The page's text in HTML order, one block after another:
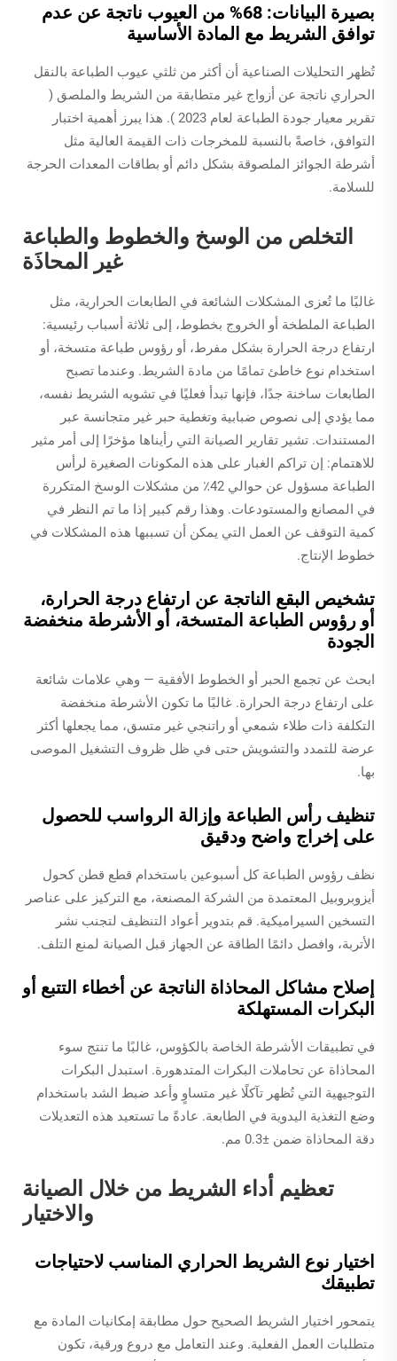
بصيرة البيانات: 68% من العيوب ناتجة عن عدم
توافق الشريط مع المادة الأساسية
تُظهر التحليلات الصناعية أن أكثر من ثلثي عيوب الطباعة بالنقل
الحراري ناتجة عن أزواج غير متطابقة من الشريط والملصق (
تقرير معيار جودة الطباعة لعام 2023
). هذا يبرز أهمية اختبار
التوافق، خاصةً بالنسبة للمخرجات ذات القيمة العالية مثل
أشرطة الجوائز الملصوقة بشكل دائم أو بطاقات المعدات الحرجة
للسلامة.
التخلص من الوسخ والخطوط والطباعة
غير المحاذَة
غالبًا ما تُعزى المشكلات الشائعة في الطابعات الحرارية، مثل
الطباعة الملطخة أو الخروج بخطوط، إلى ثلاثة أسباب رئيسية:
ارتفاع درجة الحرارة بشكل مفرط، أو رؤوس طباعة متسخة، أو
استخدام نوع خاطئ تمامًا من مادة الشريط. وعندما تصبح
الطابعات ساخنة جدًا، فإنها تبدأ فعليًا في تشويه الشريط نفسه،
مما يؤدي إلى نصوص ضبابية وتغطية حبر غير متجانسة عبر
المستندات. تشير تقارير الصيانة التي رأيناها مؤخرًا إلى أمر مثير
للاهتمام: إن تراكم الغبار على هذه المكونات الصغيرة لرأس
الطباعة مسؤول عن حوالي 42٪ من مشكلات الوسخ المتكررة
في المصانع والمستودعات. وهذا رقم كبير إذا ما تم النظر في
كمية التوقف عن العمل التي يمكن أن تسببها هذه المشكلات في
خطوط الإنتاج.
تشخيص البقع الناتجة عن ارتفاع درجة الحرارة،
أو رؤوس الطباعة المتسخة، أو الأشرطة منخفضة
الجودة
ابحث عن تجمع الحبر أو الخطوط الأفقية — وهي علامات شائعة
على ارتفاع درجة الحرارة. غالبًا ما تكون الأشرطة منخفضة
التكلفة ذات طلاء شمعي أو راتنجي غير متسق، مما يجعلها أكثر
عرضة للتمدد والتشويش حتى في ظل ظروف التشغيل الموصى
بها.
تنظيف رأس الطباعة وإزالة الرواسب للحصول
على إخراج واضح ودقيق
نظف رؤوس الطباعة كل أسبوعين باستخدام قطع قطن كحول
أيزوبروبيل المعتمدة من الشركة المصنعة، مع التركيز على عناصر
التسخين السيراميكية. قم بتدوير أعواد التنظيف لتجنب نشر
الأتربة، وافصل دائمًا الطاقة عن الجهاز قبل الصيانة لمنع التلف.
إصلاح مشاكل المحاذاة الناتجة عن أخطاء التتبع أو
البكرات المستهلكة
في تطبيقات الأشرطة الخاصة بالكؤوس، غالبًا ما تنتج سوء
المحاذاة عن تحاملات البكرات المتدهورة. استبدل البكرات
التوجيهية التي تُظهر تآكلًا غير متساوٍ وأعد ضبط الشد باستخدام
وضع التغذية اليدوية في الطابعة. عادةً ما تستعيد هذه التعديلات
دقة المحاذاة ضمن ±0.3 مم.
تعظيم أداء الشريط من خلال الصيانة
والاختيار
اختيار نوع الشريط الحراري المناسب لاحتياجات
تطبيقك
يتمحور اختيار الشريط الصحيح حول مطابقة إمكانيات المادة مع
متطلبات العمل الفعلية. وعند التعامل مع دروع ورقية، تكون